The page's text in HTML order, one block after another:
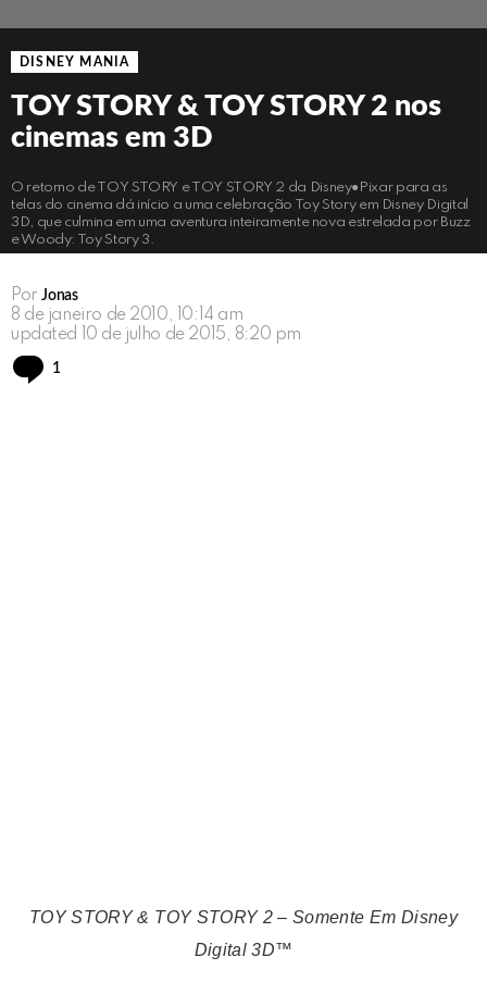
DISNEY MANIA
TOY STORY & TOY STORY 2 nos
cinemas em 3D
O retorno de TOY STORY e TOY STORY 2 da Disney●Pixar para as
telas do cinema dá início a uma celebração Toy Story em Disney Digital
3D, que culmina em uma aventura inteiramente nova estrelada por Buzz
e Woody: Toy Story 3.
Por Jonas
8 de janeiro de 2010, 10:14 am
updated
10 de julho de 2015, 8:20 pm
1
TOY STORY & TOY STORY 2 – Somente Em Disney
Digital 3D™